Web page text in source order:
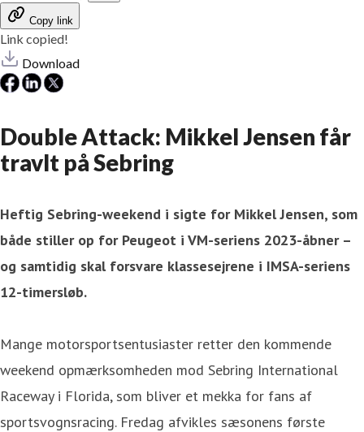
Copy link
Link copied!
Download
Double Attack: Mikkel Jensen får
travlt på Sebring
Heftig Sebring-weekend i sigte for Mikkel Jensen, som
både stiller op for Peugeot i VM-seriens 2023-åbner –
og samtidig skal forsvare klassesejrene i IMSA-seriens
12-timersløb.
Mange motorsportsentusiaster retter den kommende
weekend opmærksomheden mod Sebring International
Raceway i Florida, som bliver et mekka for fans af
sportsvognsracing. Fredag afvikles sæsonens første